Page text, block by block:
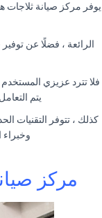
يوفر مركز صيانة ثلاجات
الرائعة ، فضلًا عن
فلا تترد عزيزي
يتم
كذلك ، تتوفر التقنيات
وخبراء
مركز